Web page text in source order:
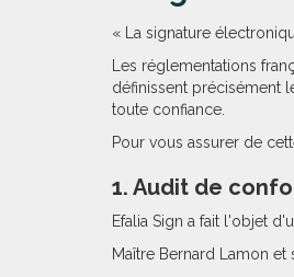
« La signature
Les réglementations
définissent précisément
toute confiance.
Pour vous assurer de
1. Audit de
Efalia Sign a fait l'objet
Maître Bernard Lamon